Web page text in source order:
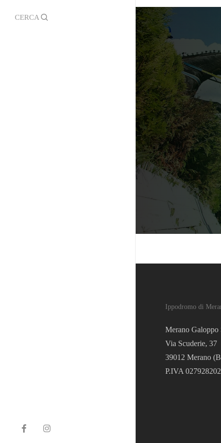
facebook instagram
Ippodromo di
Merano Galoppo
Via Scuderie, 37
39012 Merano
P.IVA